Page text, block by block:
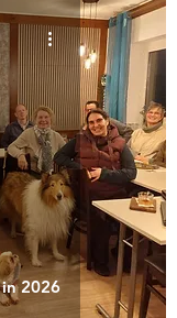
2026